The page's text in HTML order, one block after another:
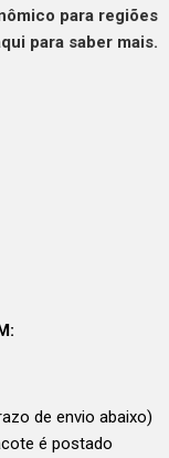
para regiões
para saber mais.
de envio abaixo)
é postado